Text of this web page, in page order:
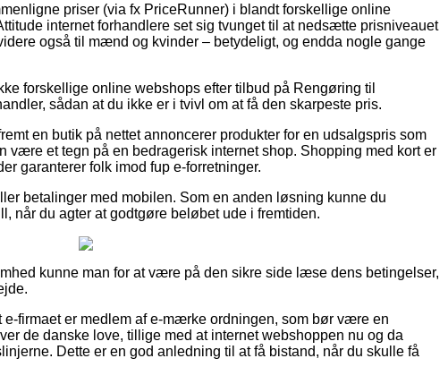
priser (via fx PriceRunner) i blandt forskellige online
internet forhandlere set sig tvunget til at nedsætte prisniveauet
også til mænd og kvinder – betydeligt, og endda nogle gange
forskellige online webshops efter tilbud på Rengøring til
sådan at du ikke er i tvivl om at få den skarpeste pris.
en butik på nettet annoncerer produkter for en udsalgspris som
være et tegn på en bedragerisk internet shop. Shopping med kort er
garanterer folk imod fup e-forretninger.
betalinger med mobilen. Som en anden løsning kunne du
når du agter at godtgøre beløbet ude i fremtiden.
kunne man for at være på den sikre side læse dens betingelser,
firmaet er medlem af e-mærke ordningen, som bør være en
de danske love, tillige med at internet webshoppen nu og da
Dette er en god anledning til at få bistand, når du skulle få